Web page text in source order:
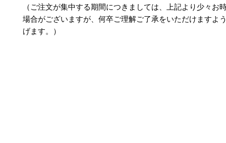
（ご注文が集中する期間につきましては、上記より少々お
場合がございますが、何卒ご理解ご了承をいただけますよ
げます。）